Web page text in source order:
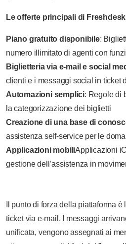
Le offerte principali di
Piano gratuito disponibile:
numero illimitato di agenti con
Biglietteria via e-mail e social
clienti e i messaggi social in ticket
Automazioni semplici: Regole di
la categorizzazione dei biglietti
Creazione di una base di
assistenza self-service per le
Applicazioni mobiliApplicazioni
gestione dell’assistenza in
Il punto di forza della piattaforma
ticket via e-mail. I messaggi
unificata, vengono assegnati ai